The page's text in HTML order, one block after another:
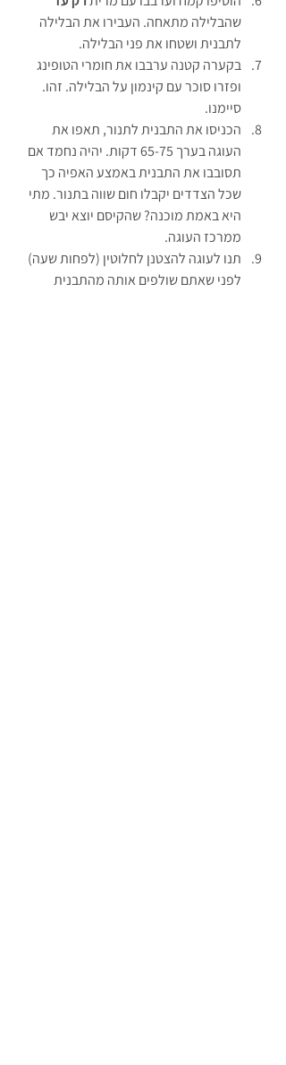
שהבלילה מתאחה. העבירו את הבלילה
לתבנית ושטחו את פני הבלילה.
בקערה קטנה ערבבו את חומרי הטופינג
ופזרו סוכר עם קינמון על הבלילה. זהו.
סיימנו.
הכניסו את התבנית לתנור, תאפו את
העוגה בערך 65-75 דקות. יהיה נחמד אם
תסובבו את התבנית באמצע האפיה כך
שכל הצדדים יקבלו חום שווה בתנור. מתי
היא באמת מוכנה? שהקיסם יוצא יבש
ממרכז העוגה.
תנו לעוגה להצטנן לחלוטין (לפחות שעה)
לפני שאתם שולפים אותה מהתבנית